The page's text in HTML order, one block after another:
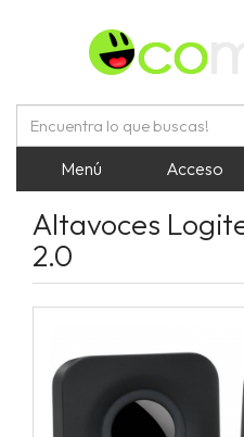
Menú Acceso
Altavoces
2.0